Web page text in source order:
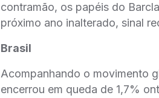
contramão, os papéis do
próximo ano inalterado, sinal
Brasil
Acompanhando o movimento
encerrou em queda de 1,7%